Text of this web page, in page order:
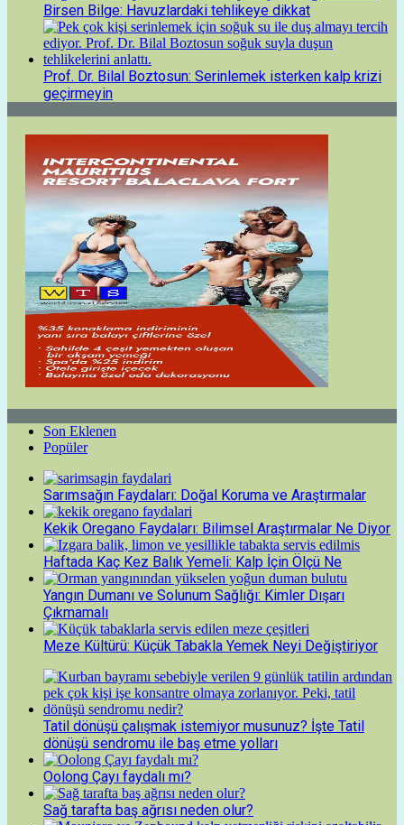
Birsen Bilge: Havuzlardaki tehlikeye dikkat
Prof. Dr. Bilal Boztosun: Serinlemek isterken kalp krizi
geçirmeyin
Son Eklenen
Popüler
Sarımsağın Faydaları: Doğal Koruma ve Araştırmalar
Kekik Oregano Faydaları: Bilimsel Araştırmalar Ne Diyor
Haftada Kaç Kez Balık Yemeli: Kalp İçin Ölçü Ne
Yangın Dumanı ve Solunum Sağlığı: Kimler Dışarı
Çıkmamalı
Meze Kültürü: Küçük Tabakla Yemek Neyi Değiştiriyor
Tatil dönüşü çalışmak istemiyor musunuz? İşte Tatil
dönüşü sendromu ile baş etme yolları
Oolong Çayı faydalı mı?
Sağ tarafta baş ağrısı neden olur?